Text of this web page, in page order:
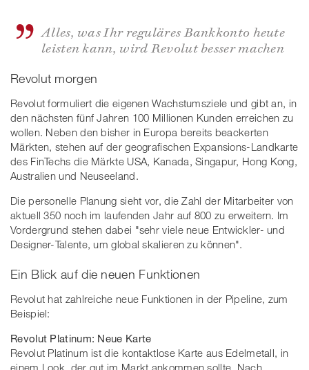
Alles, was Ihr reguläres Bankkonto heute
leisten kann, wird Revolut besser machen
Revolut morgen
Revolut formuliert die eigenen Wachstumsziele und gibt an, in
den nächsten fünf Jahren 100 Millionen Kunden erreichen zu
wollen. Neben den bisher in Europa bereits beackerten
Märkten, stehen auf der geografischen Expansions-Landkarte
des FinTechs die Märkte USA, Kanada, Singapur, Hong Kong,
Australien und Neuseeland.
Die personelle Planung sieht vor, die Zahl der Mitarbeiter von
aktuell 350 noch im laufenden Jahr auf 800 zu erweitern. Im
Vordergrund stehen dabei "sehr viele neue Entwickler- und
Designer-Talente, um global skalieren zu können".
Ein Blick auf die neuen Funktionen
Revolut hat zahlreiche neue Funktionen in der Pipeline, zum
Beispiel:
Revolut Platinum: Neue Karte
Revolut Platinum ist die kontaktlose Karte aus Edelmetall, in
einem Look, der gut im Markt ankommen sollte. Nach